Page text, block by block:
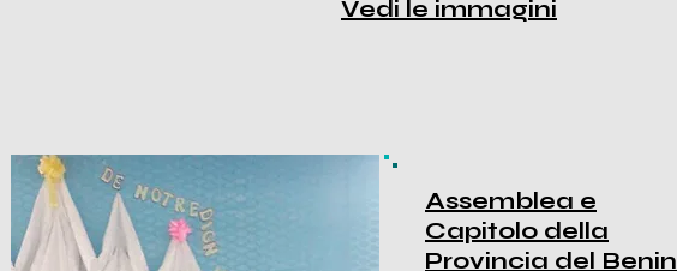
Vedi le immagini
Assemblea e
Capitolo della
Provincia del Benin